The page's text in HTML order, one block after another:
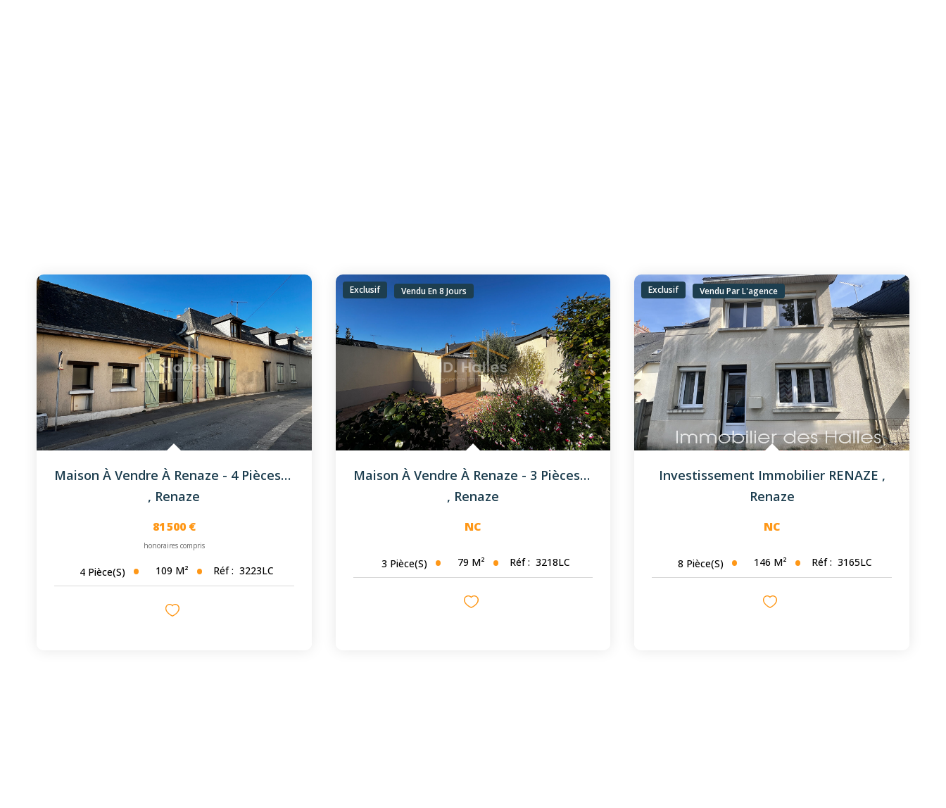
Maison À Vendre À Renaze - 4 Pièces, 3 Chambres
, Renaze
81 500 €
honoraires compris
4 Pièce(s) 109 M² Réf : 3223LC
Exclusif Vendu En 8 Jours
Maison À Vendre À Renaze - 3 Pièces, 2 Chambres
, Renaze
NC
3 Pièce(s) 79 M² Réf : 3218LC
Exclusif Vendu Par L'agence
Investissement Immobilier RENAZE ,
Renaze
NC
8 Pièce(s) 146 M² Réf : 3165LC